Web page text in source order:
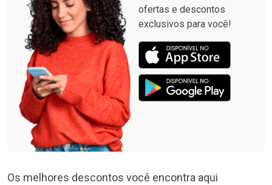
ofertas e descontos
exclusivos para você!
Os melhores descontos você encontra aqui